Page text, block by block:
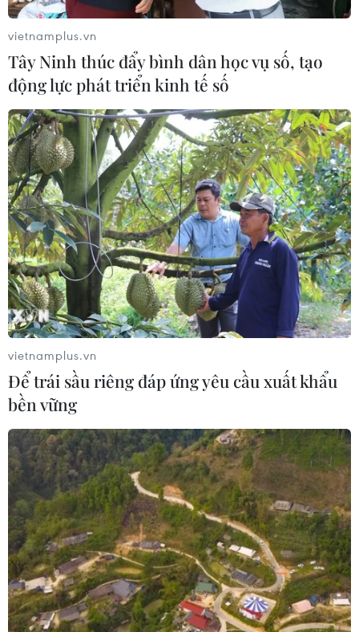
vietnamplus.vn
Tây Ninh thúc đẩy bình dân học vụ số, tạo
động lực phát triển kinh tế số
vietnamplus.vn
Để trái sầu riêng đáp ứng yêu cầu xuất khẩu
bền vững